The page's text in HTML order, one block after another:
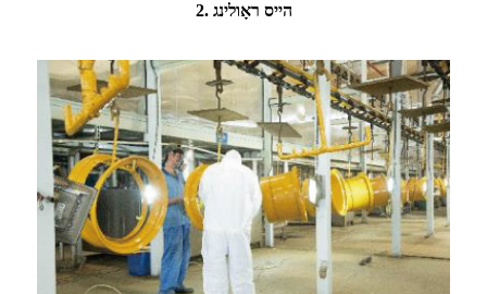
2. הייס ראָולינג